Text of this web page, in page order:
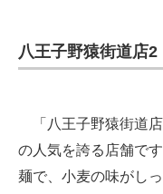
八王子野猿街道店2
「八王子野猿街道
の人気を誇る店舗で
麺で、小麦の味がし